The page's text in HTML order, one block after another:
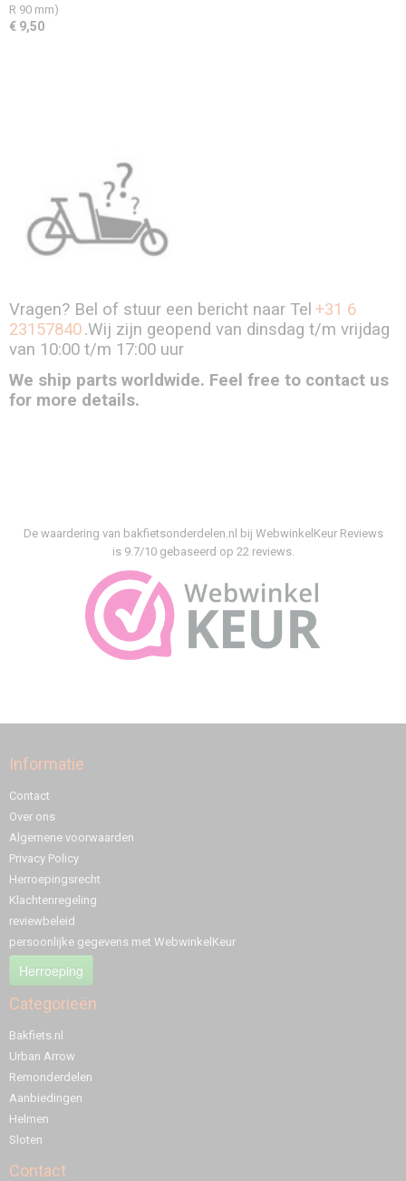
R 90 mm)
€ 9,50
Vragen? Bel of stuur een bericht naar Tel +31 6
23157840.Wij zijn geopend van dinsdag t/m vrijdag
van 10:00 t/m 17:00 uur
We ship parts worldwide. Feel free to contact us
for more details.
De waardering van bakfietsonderdelen.nl bij WebwinkelKeur Reviews
is 9.7/10 gebaseerd op 22 reviews.
Informatie
Contact
Over ons
Algemene voorwaarden
Privacy Policy
Herroepingsrecht
Klachtenregeling
reviewbeleid
persoonlijke gegevens met WebwinkelKeur
Herroeping
Categorieën
Bakfiets.nl
Urban Arrow
Remonderdelen
Aanbiedingen
Helmen
Sloten
Contact